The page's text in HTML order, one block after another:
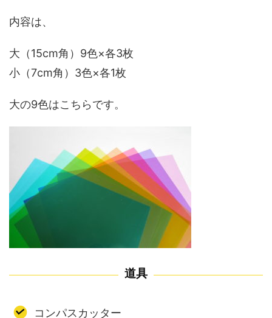
内容は、
大（15cm角）9色×各3枚
小（7cm角）3色×各1枚
大の9色はこちらです。
道具
コンパスカッター